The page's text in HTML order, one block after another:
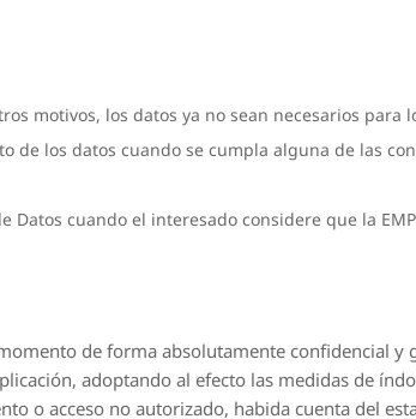
motivos, los datos ya no sean necesarios para
de los datos cuando se cumpla alguna de las
Datos cuando el interesado considere que la
de forma absolutamente confidencial
adoptando al efecto las medidas de
o acceso no autorizado, habida cuenta del